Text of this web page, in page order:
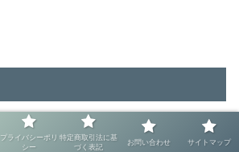
三島由紀夫『仮面の告白』のあら
すじを簡単に（ネタバレなし）
プライバシーポリ
シー
特定商取引法に基
づく表記
お問い合わせ サイトマップ